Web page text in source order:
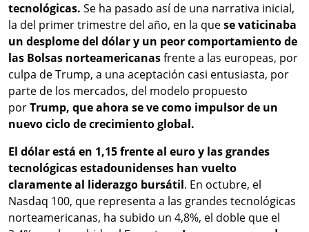
tecnológicas. Se ha pasado así de una narrativa inicial,
la del primer trimestre del año, en la quese vaticinaba
un desplome del dólar y un peor comportamiento de
las Bolsas norteamericanasfrente a las europeas, por
culpa de Trump, a una aceptación casi entusiasta, por
parte de los mercados, del modelo propuesto
porTrump, que ahora se ve como impulsor de un
nuevo ciclo de crecimiento global.
El dólar está en 1,15 frente al euro y las grandes
tecnológicas estadounidenses han vuelto
claramente al liderazgo bursátil. En octubre, el
Nasdaq 100, que representa a las grandes tecnológicas
norteamericanas, ha subido un 4,8%, el doble que el